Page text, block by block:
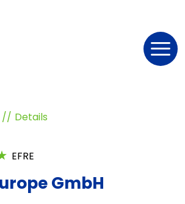
Details
EFRE
GmbH